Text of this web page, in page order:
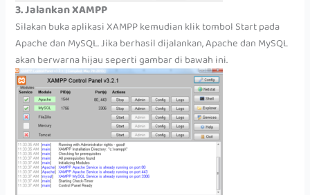
3. Jalankan XAMPP
Silakan buka aplikasi XAMPP kemudian klik tombol Start pada
Apache dan MySQL. Jika berhasil dijalankan, Apache dan MySQL
akan berwarna hijau seperti gambar di bawah ini.